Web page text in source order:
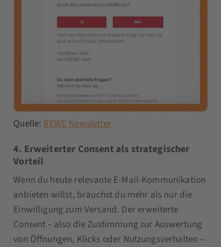
Quelle:REWE Newsletter
4. Erweiterter Consent als strategischer
Vorteil
Wenn du heute relevante E-Mail-Kommunikation
anbieten willst, brauchst du mehr als nur die
Einwilligung zum Versand. Der erweiterte
Consent – also die Zustimmung zur Auswertung
von Öffnungen, Klicks oder Nutzungsverhalten –